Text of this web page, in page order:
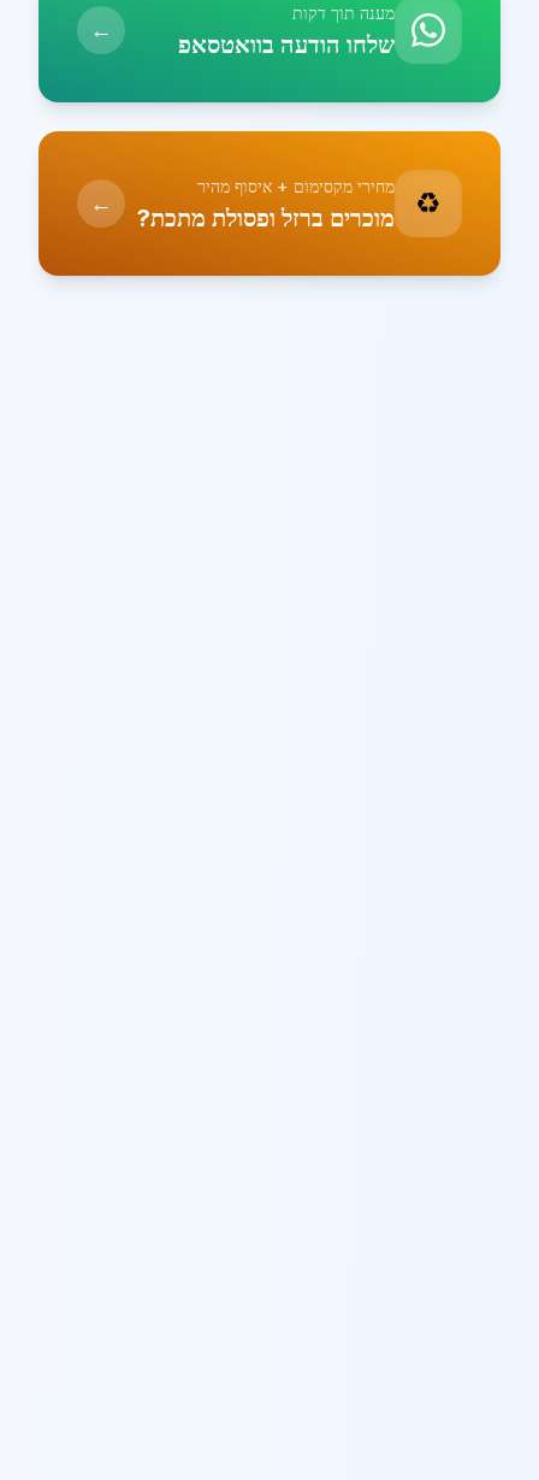
מענה תוך דקות
שלחו הודעה בוואטסאפ ←
♻️ מחירי מקסימום + איסוף מהיר
מוכרים ברזל ופסולת מתכת? ←